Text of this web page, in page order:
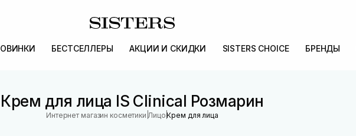
БЕСТСЕЛЛЕРЫ АКЦИИ И СКИДКИ SISTERS CHOICE БРЕНДЫ
Крем для лица IS Clinical Розмарин
Интернет магазин косметики Лицо |Крем для лица